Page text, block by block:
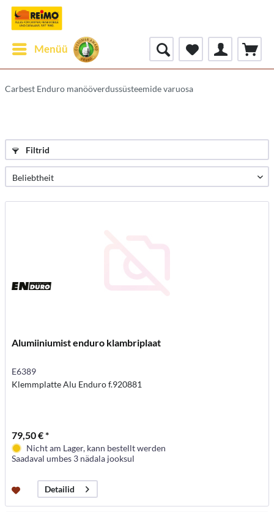
Menüü
Carbest Enduro manööverdussüsteemide varuosa
Filtrid
Alumiiniumist enduro klambriplaat
E6389
Klemmplatte Alu Enduro f.920881
79,50 € *
Nicht am Lager, kann bestellt werden
Saadaval umbes 3 nädala jooksul
Detailid